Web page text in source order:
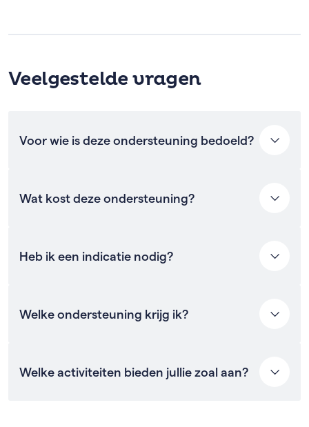
Veelgestelde vragen
Voor wie is deze ondersteuning bedoeld?
Deze ondersteuning is er voor mensen die vanwege
een psychische kwetsbaarheid bij Cordaan wonen. Je
Wat kost deze ondersteuning?
Deze ondersteuning kost jou niets, de gemeente of
het zorgkantoor betalen de kosten.
Heb ik een indicatie nodig?
Ja, de participatiecoach helpt jou erbij.
Welke ondersteuning krijg ik?
Onze participatiecoaches kunnen jou helpen om de
dagen op een leuke en zinvolle manier in te vullen.
Welke activiteiten bieden jullie zoal aan?